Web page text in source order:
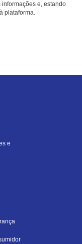
e, estando
plataforma.
e